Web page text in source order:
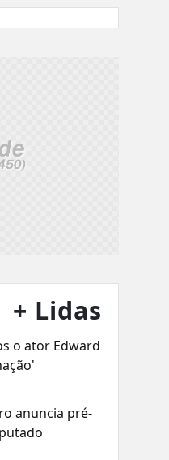
+ Lidas
o ator Edward
anuncia pré-